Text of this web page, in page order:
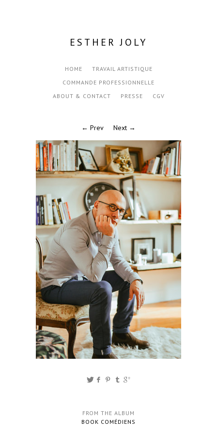
ESTHER JOLY
HOME
TRAVAIL ARTISTIQUE
COMMANDE PROFESSIONNELLE
ABOUT & CONTACT
PRESSE CGV
← Prev Next →
FROM THE ALBUM
BOOK COMÉDIENS